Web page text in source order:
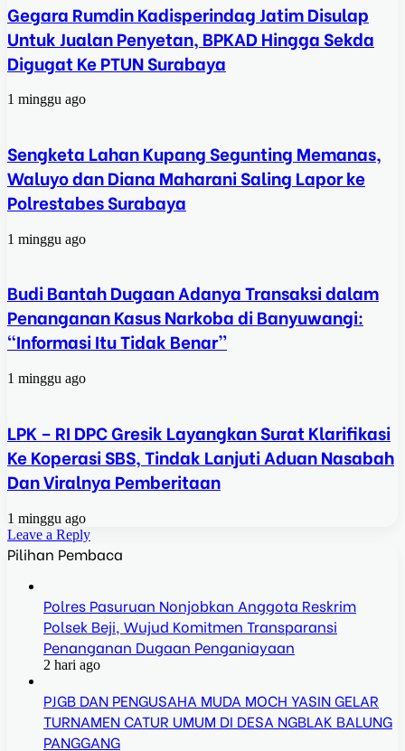
Gegara Rumdin Kadisperindag Jatim Disulap
Untuk Jualan Penyetan, BPKAD Hingga Sekda
Digugat Ke PTUN Surabaya
1 minggu ago
Sengketa Lahan Kupang Segunting Memanas,
Waluyo dan Diana Maharani Saling Lapor ke
Polrestabes Surabaya
1 minggu ago
Budi Bantah Dugaan Adanya Transaksi dalam
Penanganan Kasus Narkoba di Banyuwangi:
“Informasi Itu Tidak Benar”
1 minggu ago
LPK – RI DPC Gresik Layangkan Surat Klarifikasi
Ke Koperasi SBS, Tindak Lanjuti Aduan Nasabah
Dan Viralnya Pemberitaan
1 minggu ago
Leave a Reply
Pilihan Pembaca
Polres Pasuruan Nonjobkan Anggota Reskrim
Polsek Beji, Wujud Komitmen Transparansi
Penanganan Dugaan Penganiayaan
2 hari ago
PJGB DAN PENGUSAHA MUDA MOCH YASIN GELAR
TURNAMEN CATUR UMUM DI DESA NGBLAK BALUNG
PANGGANG